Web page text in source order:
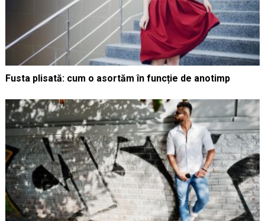
Fusta plisată: cum o asortăm în funcție de anotimp